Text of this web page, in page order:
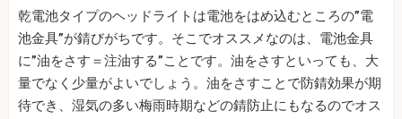
乾電池タイプのヘッドライトは電池をはめ込むところの”電
池金具”が錆びがちです。そこでオススメなのは、電池金具
に”油をさす＝注油する”ことです。油をさすといっても、大
量でなく少量がよいでしょう。油をさすことで防錆効果が期
待でき、湿気の多い梅雨時期などの錆防止にもなるのでオス